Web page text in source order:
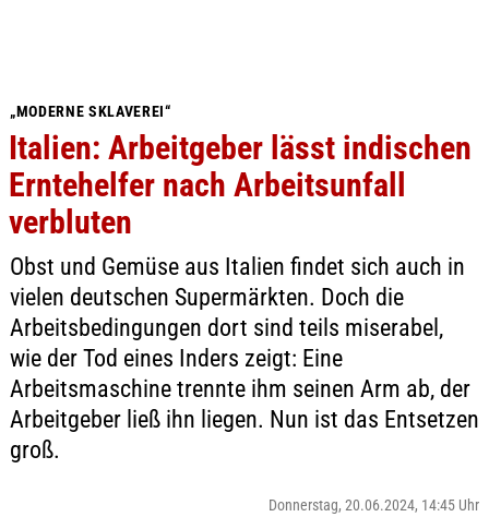
„MODERNE SKLAVEREI“
Italien: Arbeitgeber lässt indischen
Erntehelfer nach Arbeitsunfall
verbluten
Obst und Gemüse aus Italien findet sich auch in
vielen deutschen Supermärkten. Doch die
Arbeitsbedingungen dort sind teils miserabel,
wie der Tod eines Inders zeigt: Eine
Arbeitsmaschine trennte ihm seinen Arm ab, der
Arbeitgeber ließ ihn liegen. Nun ist das Entsetzen
groß.
Donnerstag, 20.06.2024, 14:45 Uhr